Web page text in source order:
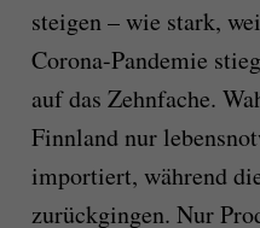
steigen – wie stark,
Corona-Pandemie
auf das Zehnfache.
Finnland nur
importiert, während
zurückgingen. Nur